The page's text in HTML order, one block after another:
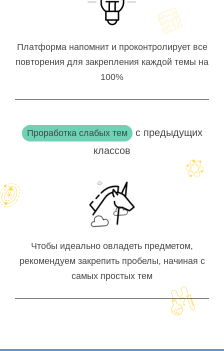
Платформа напомнит и проконтролирует все
повторения для закрепления каждой темы на
100%
Проработка слабых тем с предыдущих
классов
Чтобы идеально овладеть предметом,
рекомендуем закрепить пробелы, начиная с
самых простых тем